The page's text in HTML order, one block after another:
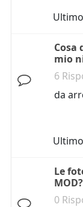
Cosa
mio
6
da
Le
MOD?
0